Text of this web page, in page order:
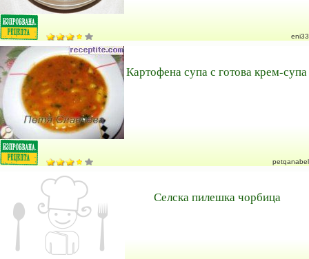
eni33
Картофена супа с готова крем-супа
petqanabel
Селска пилешка чорбица